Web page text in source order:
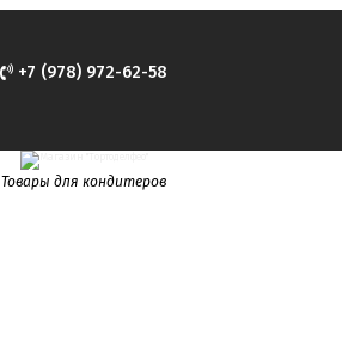
+7 (978) 972-62-58
Товары для кондитеров